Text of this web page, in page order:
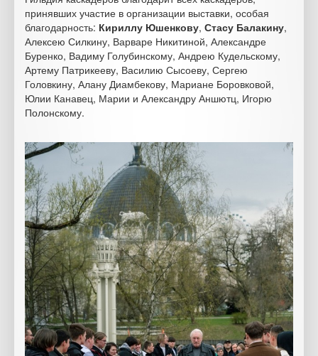
принявших участие в организации выставки, особая
благодарность: Кириллу Юшенкову, Стасу Балакину,
Алексею Силкину, Варваре Никитиной, Александре
Буренко, Вадиму Голубинскому, Андрею Кудельскому,
Артему Патрикееву, Василию Сысоеву, Сергею
Головкину, Алану Диамбекову, Мариане Боровковой,
Юлии Канавец, Марии и Александру Аншютц, Игорю
Полонскому.